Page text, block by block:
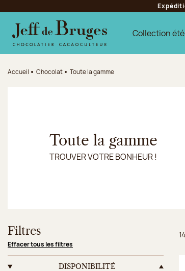
Aller au contenu principal
Aller au pied de page
Collection
Accueil Chocolat Toute la gamme
Toute la gamme
TROUVER VOTRE BONHEUR !
Filtres
Effacer tous les filtres
DISPONIBILITÉ